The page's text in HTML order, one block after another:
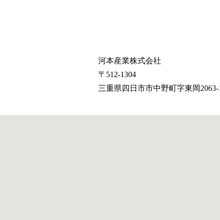
河本産業株式会社
〒512-1304
三重県四日市市中野町字東岡2063-